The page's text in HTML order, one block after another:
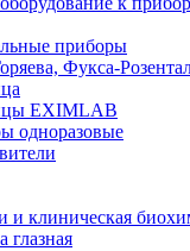
приборы
Фукса-
EXIMLAB
одноразовые
и клиническая
глазная